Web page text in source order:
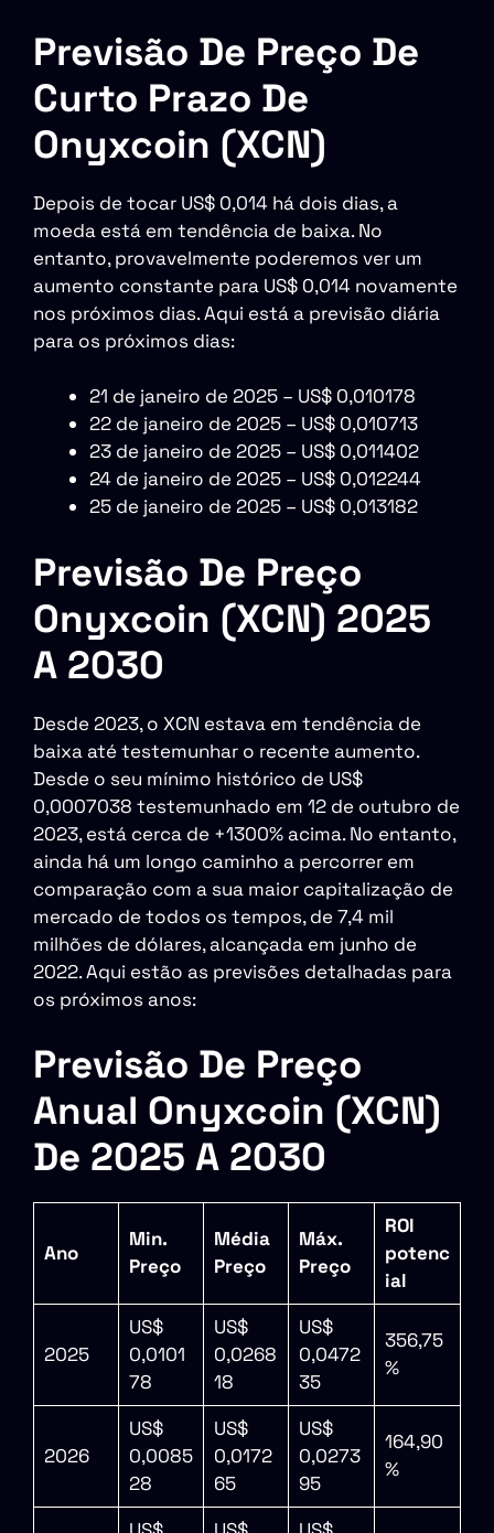
Previsão De Preço De
Curto Prazo De
Onyxcoin (XCN)
Depois de tocar US$ 0,014 há dois dias, a
moeda está em tendência de baixa. No
entanto, provavelmente poderemos ver um
aumento constante para US$ 0,014 novamente
nos próximos dias. Aqui está a previsão diária
para os próximos dias:
21 de janeiro de 2025 – US$ 0,010178
22 de janeiro de 2025 – US$ 0,010713
23 de janeiro de 2025 – US$ 0,011402
24 de janeiro de 2025 – US$ 0,012244
25 de janeiro de 2025 – US$ 0,013182
Previsão De Preço
Onyxcoin (XCN) 2025
A 2030
Desde 2023, o XCN estava em tendência de
baixa até testemunhar o recente aumento.
Desde o seu mínimo histórico de US$
0,0007038 testemunhado em 12 de outubro de
2023, está cerca de +1300% acima. No entanto,
ainda há um longo caminho a percorrer em
comparação com a sua maior capitalização de
mercado de todos os tempos, de 7,4 mil
milhões de dólares, alcançada em junho de
2022. Aqui estão as previsões detalhadas para
os próximos anos:
Previsão De Preço
Anual Onyxcoin (XCN)
De 2025 A 2030
Ano
Min.
Preço
Média
Preço
Máx.
Preço
ROI
potenc
ial
2025
US$
0,0101
78
US$
0,0268
18
US$
0,0472
35
356,75
%
2026
US$
0,0085
28
US$
0,0172
65
US$
0,0273
95
164,90
%